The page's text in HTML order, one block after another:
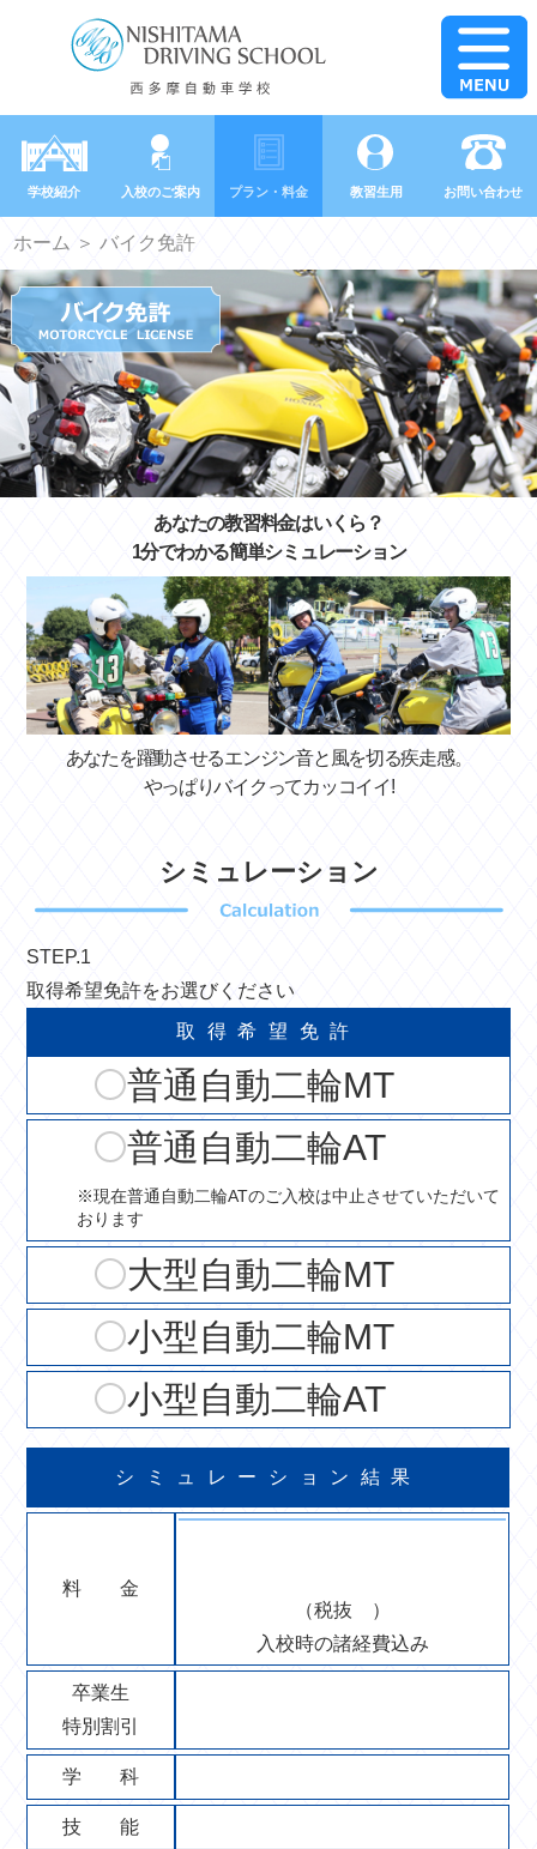
学校紹介 入校のご案内 プラン・料金 教習生用 お問い合わせ
ホーム ＞ バイク免許
あなたの教習料金はいくら？
1分でわかる簡単シミュレーション
あなたを躍動させるエンジン音と風を切る疾走感。
やっぱりバイクってカッコイイ!
シミュレーション
STEP.1
取得希望免許をお選びください
取得希望免許
普通自動二輪MT
普通自動二輪AT
※現在普通自動二輪ATのご入校は中止させていただいて
おります
大型自動二輪MT
小型自動二輪MT
小型自動二輪AT
シミュレーション結果
料 金
（税抜
）
入校時の諸経費込み
卒業生
特別割引
学 科
技 能